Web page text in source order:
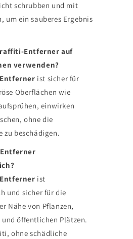
schrubben und mit
um ein sauberes Ergebnis
Entferner auf
verwenden?
ist sicher für
Oberflächen wie
einwirken
ohne die
zu beschädigen.
ist
und sicher für die
Nähe von Pflanzen,
öffentlichen Plätzen.
ohne schädliche